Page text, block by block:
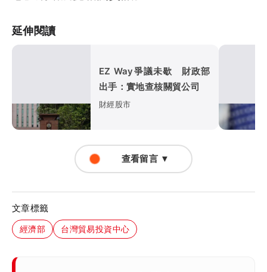
延伸閱讀
EZ Way爭議未歇 財政部
出手：實地查核關貿公司
財經股市
查看留言 ▼
文章標籤
經濟部 台灣貿易投資中心